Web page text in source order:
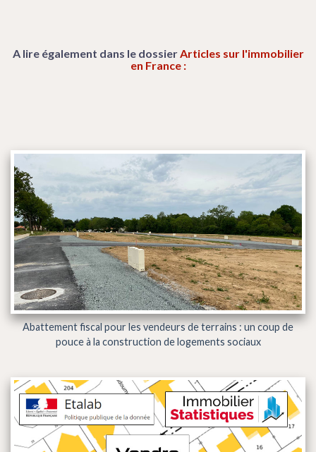
A lire également dans le dossierArticles sur l'immobilier
en France :
Abattement fiscal pour les vendeurs de terrains : un coup de
pouce à la construction de logements sociaux